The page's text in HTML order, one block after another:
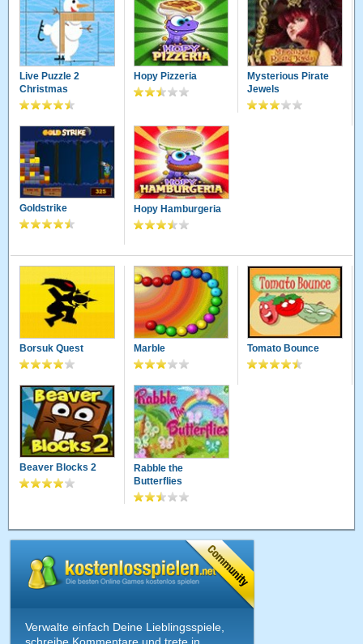
Live Puzzle 2
Christmas
Hopy Pizzeria
Mysterious Pirate
Jewels
Goldstrike Hopy Hamburgeria
Borsuk Quest Marble Tomato Bounce
Beaver Blocks 2
Rabble the
Butterflies
Verwalte einfach Deine Lieblingsspiele,